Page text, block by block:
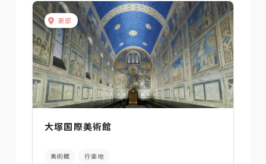
東部
大塚国際美術館
美術館 行楽地